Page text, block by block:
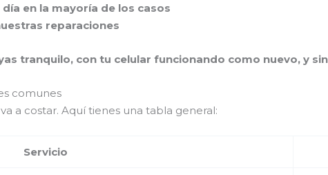
en la mayoría de los casos
reparaciones
tranquilo, con tu celular funcionando como nuevo, y
comunes
a costar. Aquí tienes una tabla general:
Servicio